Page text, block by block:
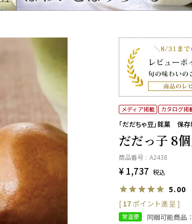
メディア掲載 カタログ掲
「だだちゃ豆」銘菓 保
だだっ子 8
商品番号 A2438
¥ 1,737 税込
5.00
[ 17ポイント進呈 ]
常温便 同梱可能商品：